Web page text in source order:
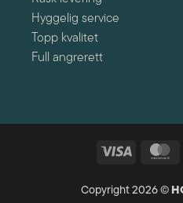
Hyggelig service
Topp kvalitet
Full angrerett
Visa
Copyright 2026 ©